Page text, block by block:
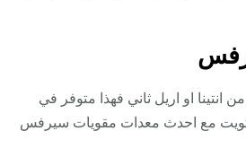
انتينا او اريل ثاني فهذا متوفر في
مع احدث معدات مقويات سيرفس